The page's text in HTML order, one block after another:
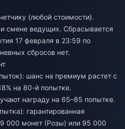
(любой стоимости).
смене ведущих. Сбрасывается
17 февраля в 23:59 по
сбросов нет.
шанс на премиум растет с
на 80-й попытке.
награду на 65–85 попытке.
гарантированная
000 монет (Розы) или 95 000